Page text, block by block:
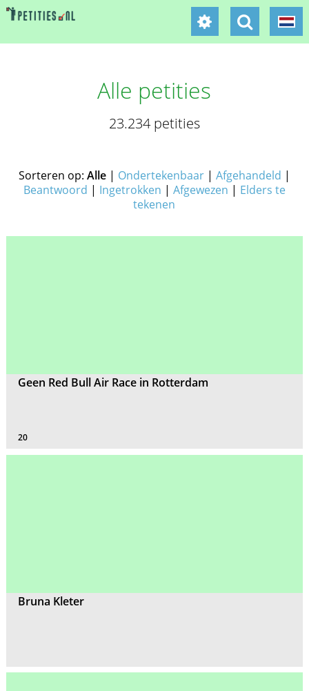
Alle petities
23.234 petities
Sorteren op: Alle| Ondertekenbaar| Afgehandeld |
Beantwoord | Ingetrokken | Afgewezen | Elders te
tekenen
Geen Red Bull Air Race in Rotterdam
20
Bruna Kleter